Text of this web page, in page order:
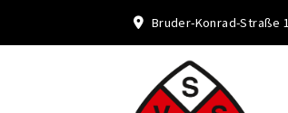
Bruder-Konrad-Straße